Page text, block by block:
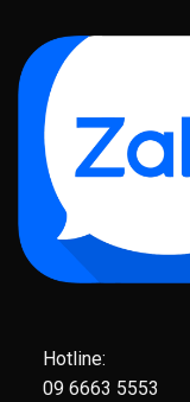
Hotline:
09 6663 5553